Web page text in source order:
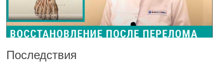
Последствия